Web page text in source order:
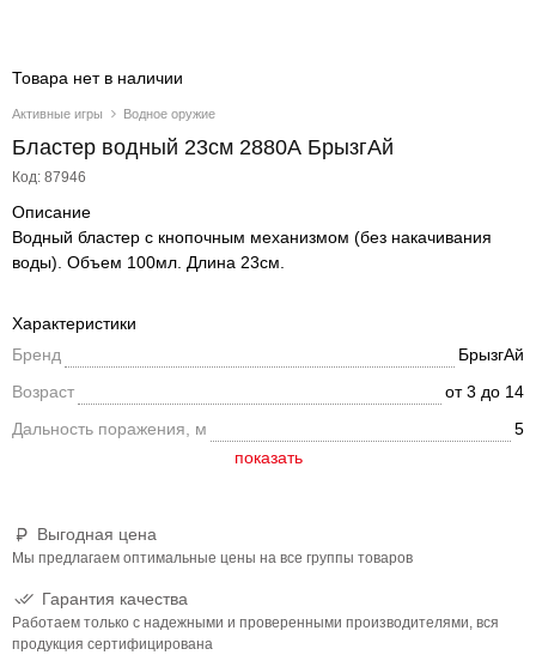
Активные игры Водное оружие
Бластер водный 23см 2880А БрызгАй
Код: 87946
Товара нет в наличии
Описание
Водный бластер с кнопочным механизмом (без накачивания
воды). Объем 100мл. Длина 23см.
Выгодная цена
Мы предлагаем оптимальные цены на все группы товаров
Гарантия качества
Работаем только с надежными и проверенными производителями, вся
продукция сертифицирована
Характеристики
Бренд
БрызгАй
Возраст
от 3 до 14
Дальность поражения, м
5